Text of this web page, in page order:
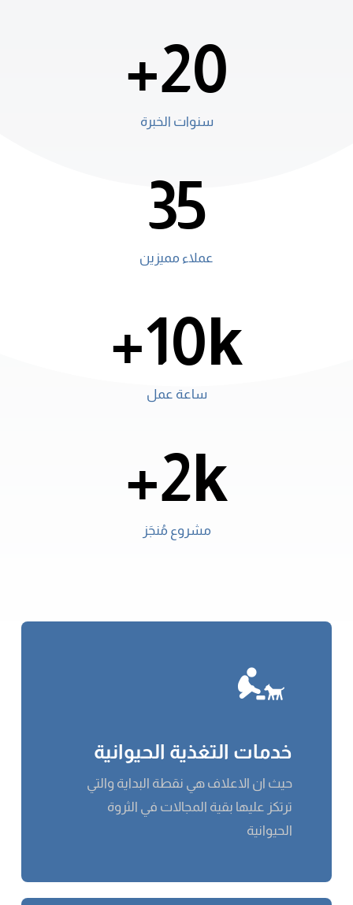
20+
سنوات الخبرة
35
عملاء مميزين
10k+
ساعة عمل
2k+
مشروع مُنجَز
خدمات التغذية الحيوانية
حيث ان الاعلاف هي نقطة البداية والتي
ترتكز عليها بقية المجالات في الثروة
الحيوانية